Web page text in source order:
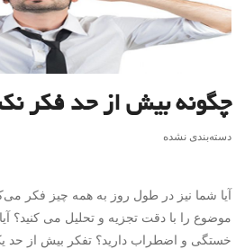
چگونه بیش از حد فکر
دسته‌بندی نشده
آیا شما نیز در طول روز به همه چیز فکر
موضوع را با دقت تجزیه و تحلیل می کنید؟
خستگی و اضطراب دارید؟ تفکر بیش از حد